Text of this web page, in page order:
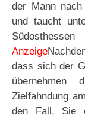
der Mann
und taucht
Anzeige
dass sich der
übernehmen
Zielfahndung
den Fall. Sie